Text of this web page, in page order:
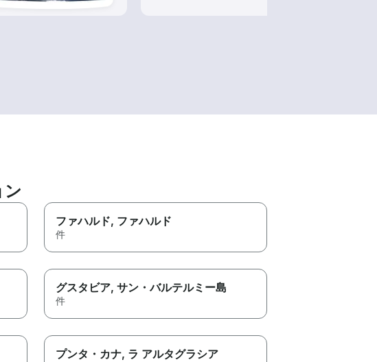
ン
ファハルド, ファハルド
件
グスタビア, サン・バルテルミー島
件
プンタ・カナ, ラ アルタグラシア